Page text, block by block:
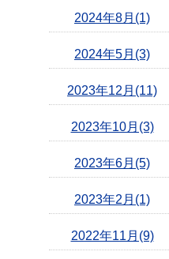
2024年8月(1)
2024年5月(3)
2023年12月(11)
2023年10月(3)
2023年6月(5)
2023年2月(1)
2022年11月(9)